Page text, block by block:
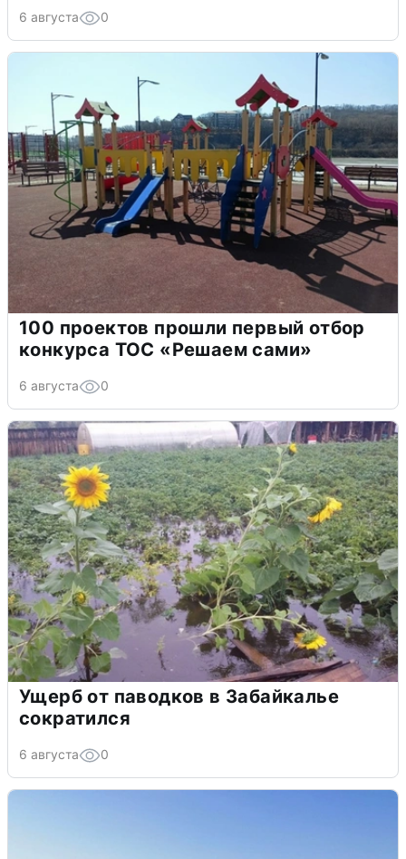
6 августа 0
100 проектов прошли первый отбор
конкурса ТОС «Решаем сами»
6 августа 0
Ущерб от паводков в Забайкалье
сократился
6 августа 0